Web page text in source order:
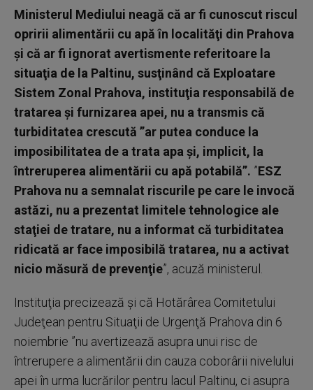
Ministerul Mediului neagă că ar fi cunoscut riscul
opririi alimentării cu apă în localităţi din Prahova
şi că ar fi ignorat avertismente referitoare la
situaţia de la Paltinu, susţinând că Exploatare
Sistem Zonal Prahova, instituţia responsabilă de
tratarea şi furnizarea apei, nu a transmis că
turbiditatea crescută ”ar putea conduce la
imposibilitatea de a trata apa şi, implicit, la
întreruperea alimentării cu apă potabilă”. ”ESZ
Prahova nu a semnalat riscurile pe care le invocă
astăzi, nu a prezentat limitele tehnologice ale
staţiei de tratare, nu a informat că turbiditatea
ridicată ar face imposibilă tratarea, nu a activat
nicio măsură de prevenţie”, acuză ministerul.
Instituţia precizează şi că Hotărârea Comitetului
Judeţean pentru Situaţii de Urgenţă Prahova din 6
noiembrie ”nu avertizează asupra unui risc de
întrerupere a alimentării din cauza coborârii nivelului
apei în urma lucrărilor pentru lacul Paltinu, ci asupra